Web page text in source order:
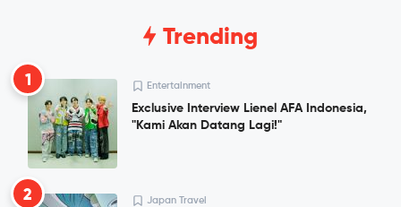
Trending
1 Entertainment
Exclusive Interview Lienel AFA Indonesia,
"Kami Akan Datang Lagi!"
2 Japan Travel